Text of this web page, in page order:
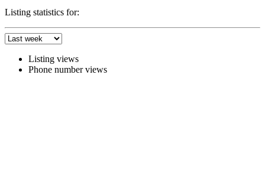
Listing statistics for:
Listing views
Phone number views